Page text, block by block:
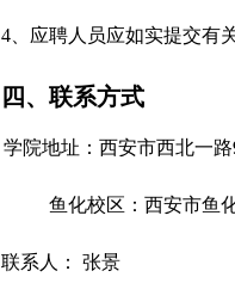
4、应聘人员应如实提交有
四、联系方式
学院地址：西安市西北一路
鱼化校区：西安市鱼化
联系人： 张景